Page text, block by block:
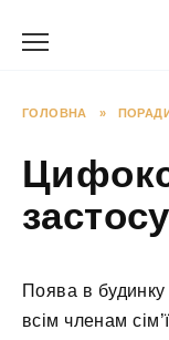
ГОЛОВНА »
Поява в
всім членам